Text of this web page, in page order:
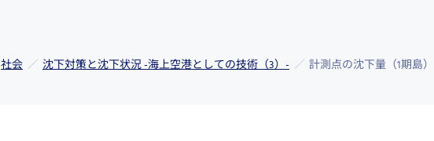
社会 沈下対策と沈下状況 -海上空港としての技術（3）- 計測点の沈下量（1期島）